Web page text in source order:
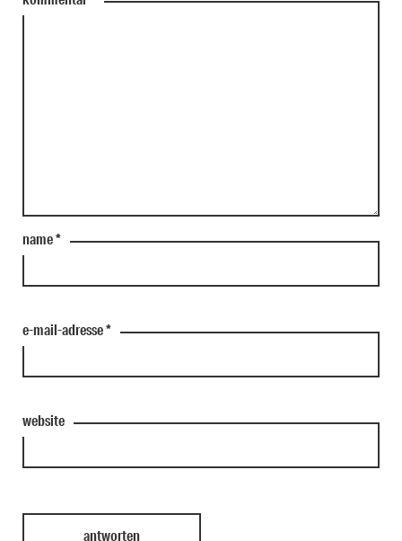
name*
e-mail-adresse*
website